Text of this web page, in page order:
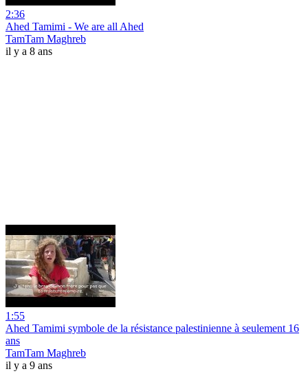
2:36
Ahed Tamimi - We are all Ahed
TamTam Maghreb
il y a 8 ans
1:55
Ahed Tamimi symbole de la résistance palestinienne à seulement 16
ans
TamTam Maghreb
il y a 9 ans